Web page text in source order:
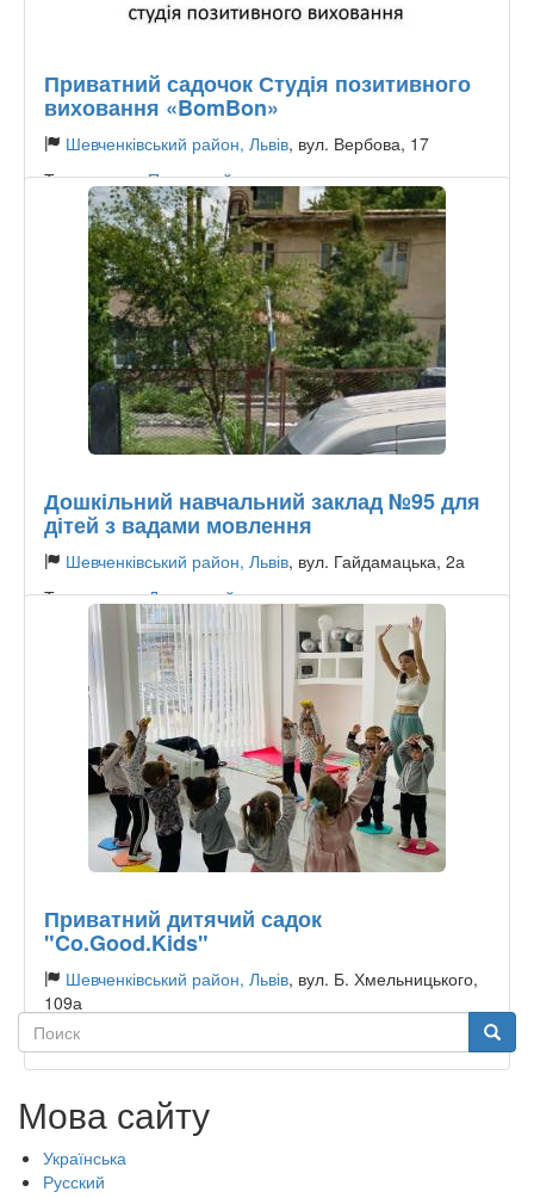
Приватний садочок Студія позитивного
виховання «BomBon»
Шевченківський район, Львів, вул. Вербова, 17
Тип садочку:Приватний
Дошкільний навчальний заклад №95 для
дітей з вадами мовлення
Шевченківський район, Львів, вул. Гайдамацька, 2а
Тип садочку:Державний
Приватний дитячий садок
"Co.Good.Kids"
Шевченківський район, Львів, вул. Б. Хмельницького,
109а
Тип садочку:
Поиск Поиск
Мова сайту
Українська
Русский